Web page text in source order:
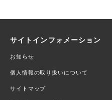
サイトインフォメーション
お知らせ
個人情報の取り扱いについて
サイトマップ